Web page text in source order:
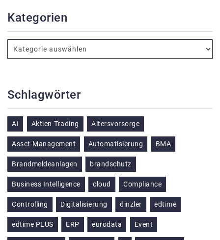
Kategorien
Schlagwörter
AI Aktien-Trading Altersvorsorge
Asset-Management Automatisierung BMA
Brandmeldeanlagen brandschutz
Business Intelligence cloud Compliance
Controlling Digitalisierung dinzler edtime
edtime PLUS ERP eurodata Event